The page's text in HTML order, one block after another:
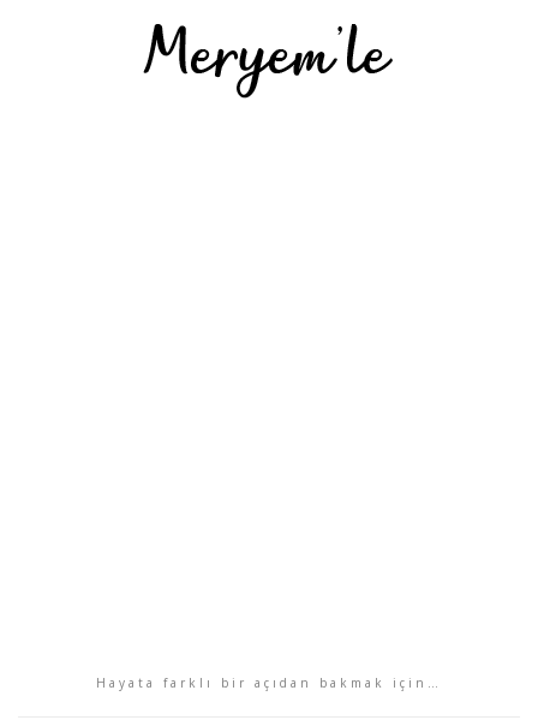
Hayata farklı bir açıdan bakmak için…